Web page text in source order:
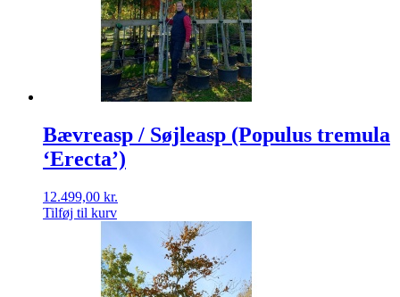
Bævreasp / Søjleasp (Populus tremula
‘Erecta’)
12.499,00 kr.
Tilføj til kurv